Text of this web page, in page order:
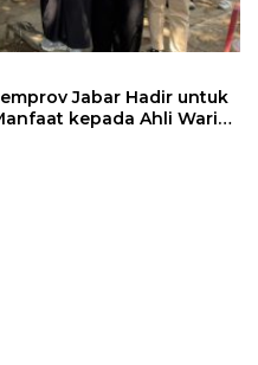
Jabar Hadir untuk
kepada Ahli Waris